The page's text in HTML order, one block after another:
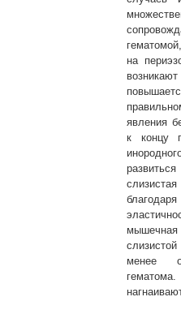
на
явления
к концу
менее